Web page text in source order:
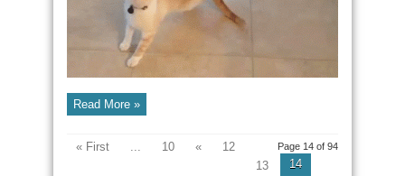
Read More »
Page 14 of 94
« First ... 10 «
12
13
14